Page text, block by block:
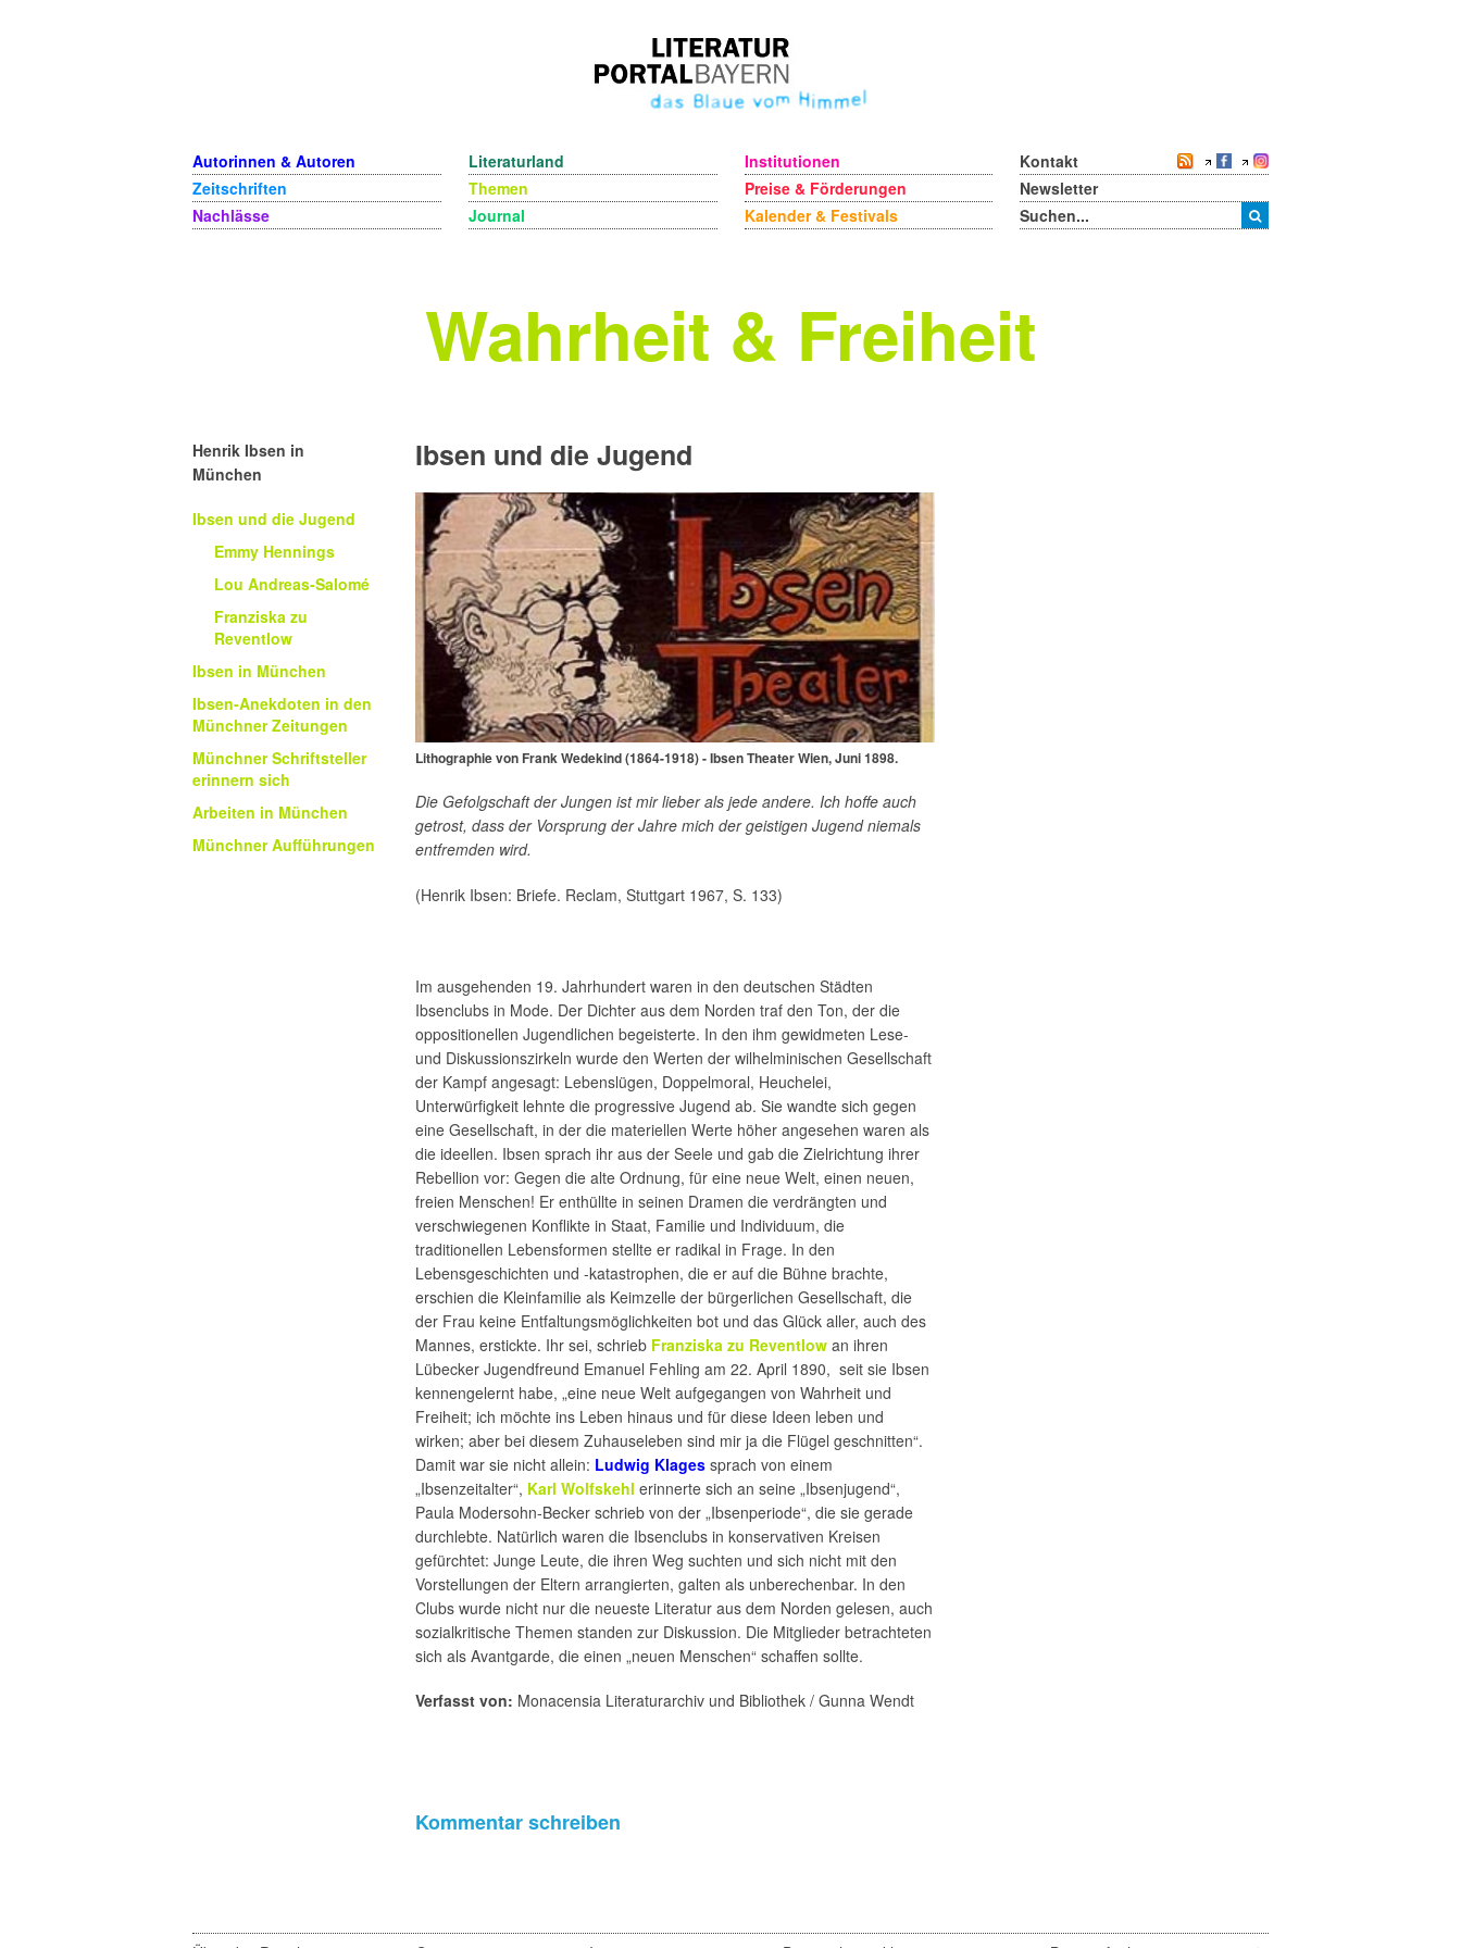
Autorinnen & Autoren
Zeitschriften
Nachlässe
Literaturland
Themen
Journal
Institutionen
Preise & Förderungen
Kalender & Festivals
Kontakt
Newsletter
Wahrheit & Freiheit
Henrik Ibsen in
München
Ibsen und die Jugend
Emmy Hennings
Lou Andreas-Salomé
Franziska zu
Reventlow
Ibsen in München
Ibsen-Anekdoten in den
Münchner Zeitungen
Münchner Schriftsteller
erinnern sich
Arbeiten in München
Münchner Aufführungen
Ibsen und die Jugend
Lithographie von Frank Wedekind (1864-1918) - Ibsen Theater Wien, Juni 1898.
Die Gefolgschaft der Jungen ist mir lieber als jede andere. Ich hoffe auch
getrost, dass der Vorsprung der Jahre mich der geistigen Jugend niemals
entfremden wird.
(Henrik Ibsen: Briefe. Reclam, Stuttgart 1967, S. 133)
Im ausgehenden 19. Jahrhundert waren in den deutschen Städten
Ibsenclubs in Mode. Der Dichter aus dem Norden traf den Ton, der die
oppositionellen Jugendlichen begeisterte. In den ihm gewidmeten Lese-
und Diskussionszirkeln wurde den Werten der wilhelminischen Gesellschaft
der Kampf angesagt: Lebenslügen, Doppelmoral, Heuchelei,
Unterwürfigkeit lehnte die progressive Jugend ab. Sie wandte sich gegen
eine Gesellschaft, in der die materiellen Werte höher angesehen waren als
die ideellen. Ibsen sprach ihr aus der Seele und gab die Zielrichtung ihrer
Rebellion vor: Gegen die alte Ordnung, für eine neue Welt, einen neuen,
freien Menschen! Er enthüllte in seinen Dramen die verdrängten und
verschwiegenen Konflikte in Staat, Familie und Individuum, die
traditionellen Lebensformen stellte er radikal in Frage. In den
Lebensgeschichten und -katastrophen, die er auf die Bühne brachte,
erschien die Kleinfamilie als Keimzelle der bürgerlichen Gesellschaft, die
der Frau keine Entfaltungsmöglichkeiten bot und das Glück aller, auch des
Mannes, erstickte. Ihr sei, schrieb Franziska zu Reventlow an ihren
Lübecker Jugendfreund Emanuel Fehling am 22. April 1890, seit sie Ibsen
kennengelernt habe, „eine neue Welt aufgegangen von Wahrheit und
Freiheit; ich möchte ins Leben hinaus und für diese Ideen leben und
wirken; aber bei diesem Zuhauseleben sind mir ja die Flügel geschnitten“.
Damit war sie nicht allein: Ludwig Klages sprach von einem
„Ibsenzeitalter“, Karl Wolfskehl erinnerte sich an seine „Ibsenjugend“,
Paula Modersohn-Becker schrieb von der „Ibsenperiode“, die sie gerade
durchlebte. Natürlich waren die Ibsenclubs in konservativen Kreisen
gefürchtet: Junge Leute, die ihren Weg suchten und sich nicht mit den
Vorstellungen der Eltern arrangierten, galten als unberechenbar. In den
Clubs wurde nicht nur die neueste Literatur aus dem Norden gelesen, auch
sozialkritische Themen standen zur Diskussion. Die Mitglieder betrachteten
sich als Avantgarde, die einen „neuen Menschen“ schaffen sollte.
Verfasst von: Monacensia Literaturarchiv und Bibliothek / Gunna Wendt
Kommentar schreiben